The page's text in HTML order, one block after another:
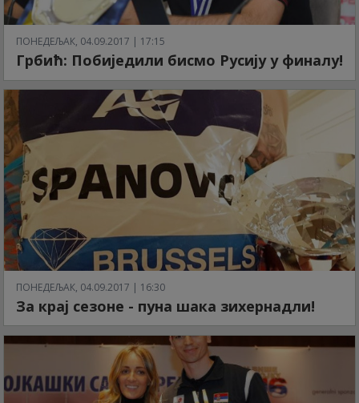
ПОНЕДЕЉАК, 04.09.2017 | 17:15
Грбић: Побиједили бисмо Русију у финалу!
ПОНЕДЕЉАК, 04.09.2017 | 16:30
За крај сезоне - пуна шака зихернадли!